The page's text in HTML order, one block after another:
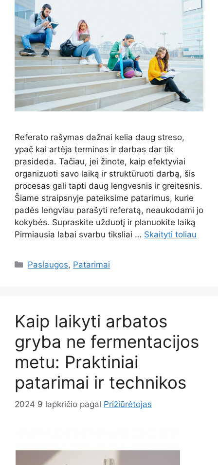
Referato rašymas dažnai kelia daug streso,
ypač kai artėja terminas ir darbas dar tik
prasideda. Tačiau, jei žinote, kaip efektyviai
organizuoti savo laiką ir struktūruoti darbą, šis
procesas gali tapti daug lengvesnis ir greitesnis.
Šiame straipsnyje pateiksime patarimus, kurie
padės lengviau parašyti referatą, neaukodami jo
kokybės. Supraskite užduotį ir planuokite laiką
Pirmiausia labai svarbu tiksliai … Skaityti toliau
Kategorijos
Paslaugos, Patarimai
Kaip laikyti arbatos
gryba ne fermentacijos
metu: Praktiniai
patarimai ir technikos
2024 9 lapkričio pagal Prižiūrėtojas